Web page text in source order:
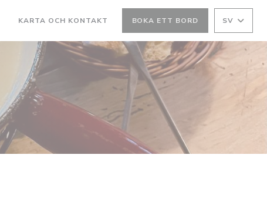
KARTA OCH KONTAKT BOKA ETT BORD SV